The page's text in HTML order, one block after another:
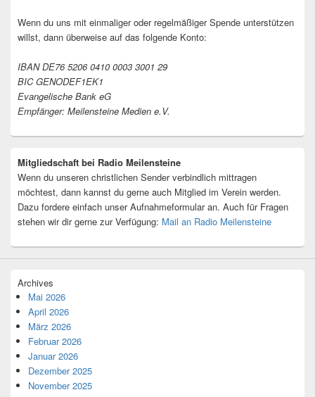
Wenn du uns mit einmaliger oder regelmäßiger Spende unterstützen
willst, dann überweise auf das folgende Konto:
IBAN DE76 5206 0410 0003 3001 29
BIC GENODEF1EK1
Evangelische Bank eG
Empfänger: Meilensteine Medien e.V.
Mitgliedschaft bei Radio Meilensteine
Wenn du unseren christlichen Sender verbindlich mittragen
möchtest, dann kannst du gerne auch Mitglied im Verein werden.
Dazu fordere einfach unser Aufnahmeformular an. Auch für Fragen
stehen wir dir gerne zur Verfügung: Mail an Radio Meilensteine
Archives
Mai 2026
April 2026
März 2026
Februar 2026
Januar 2026
Dezember 2025
November 2025